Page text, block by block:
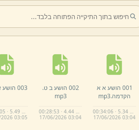
001 הושע א א
הקדמה.mp3
00:34:06 · 5.34 MB
17/06/2026 03:04
002 הושע ב ט.
mp3
00:28:53 · 4.44 MB
17/06/2026 03:04
003 הושע ז.
00:36:05 · 5.49 MB
2026 03:05